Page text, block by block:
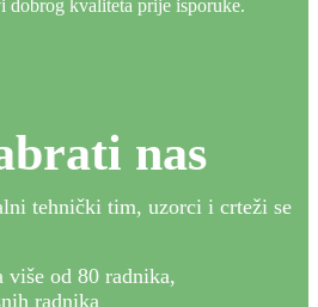
dobrog kvaliteta prije isporuke.
nas
tehnički tim, uzorci i crteži se
od 80 radnika,
radnika